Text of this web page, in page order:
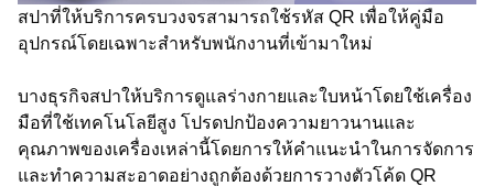
สปาที่ให้บริการครบวงจรสามารถใช้รหัส QR เพื่อให้คู่มือ
อุปกรณ์โดยเฉพาะสำหรับพนักงานที่เข้ามาใหม่
บางธุรกิจสปาให้บริการดูแลร่างกายและใบหน้าโดยใช้เครื่อง
มือที่ใช้เทคโนโลยีสูง โปรดปกป้องความยาวนานและ
คุณภาพของเครื่องเหล่านี้โดยการให้คำแนะนำในการจัดการ
และทำความสะอาดอย่างถูกต้องด้วยการวางตัวโค้ด QR